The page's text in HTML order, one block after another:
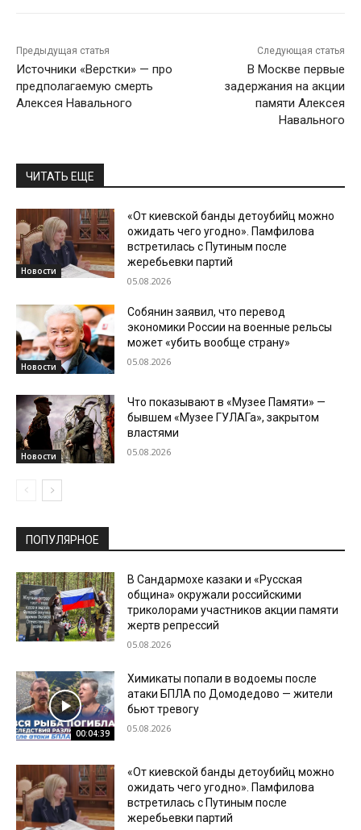
Предыдущая статья
Источники «Верстки» — про
предполагаемую смерть
Алексея Навального
Следующая статья
В Москве первые
задержания на акции
памяти Алексея
Навального
ЧИТАТЬ ЕЩЕ
Новости
«От киевской банды детоубийц можно
ожидать чего угодно». Памфилова
встретилась с Путиным после
жеребьевки партий
05.08.2026
Новости
Собянин заявил, что перевод
экономики России на военные рельсы
может «убить вообще страну»
05.08.2026
Новости
Что показывают в «Музее Памяти» —
бывшем «Музее ГУЛАГа», закрытом
властями
05.08.2026
ПОПУЛЯРНОЕ
В Сандармохе казаки и «Русская
община» окружали российскими
триколорами участников акции памяти
жертв репрессий
05.08.2026
00:04:39
Химикаты попали в водоемы после
атаки БПЛА по Домодедово — жители
бьют тревогу
05.08.2026
«От киевской банды детоубийц можно
ожидать чего угодно». Памфилова
встретилась с Путиным после
жеребьевки партий